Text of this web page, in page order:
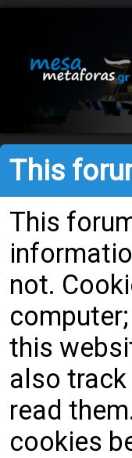
This
This
not.
this
also
read
cookies